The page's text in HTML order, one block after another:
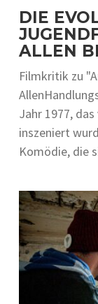
DIE
ALLEN
Filmkritik zu
Jahr 1977,
inszeniert
Komödie, die